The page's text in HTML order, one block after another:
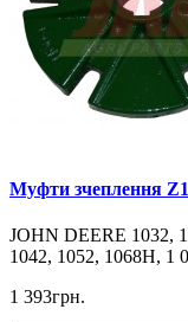
Муфти зчеплення
JOHN DEERE 1032,
1042, 1052, 1068H, 1
1 393грн.